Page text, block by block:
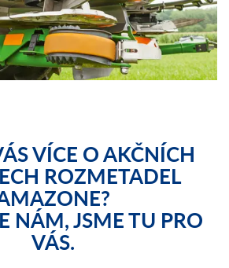
VÍCE O AKČNÍCH
ROZMETADEL
NÁM, JSME TU PRO
VÁS.